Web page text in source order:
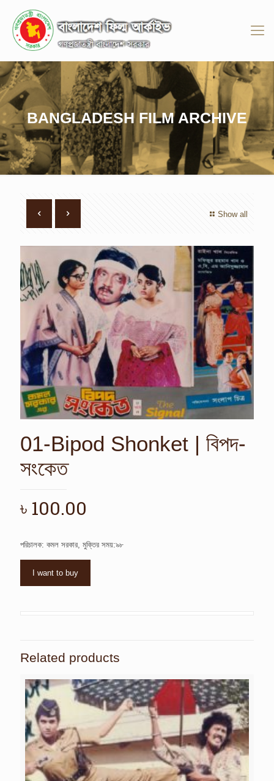
BANGLADESH FILM ARCHIVE
Show all
01-Bipod Shonket | বিপদ-
সংকেত
৳ 100.00
পরিচালক: কমল সরকার, মুক্তির সময়:৯৮
I want to buy
Related products